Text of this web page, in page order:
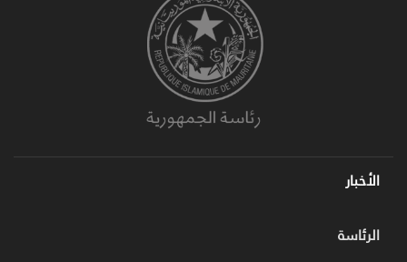
الأخبار
الرئاسة